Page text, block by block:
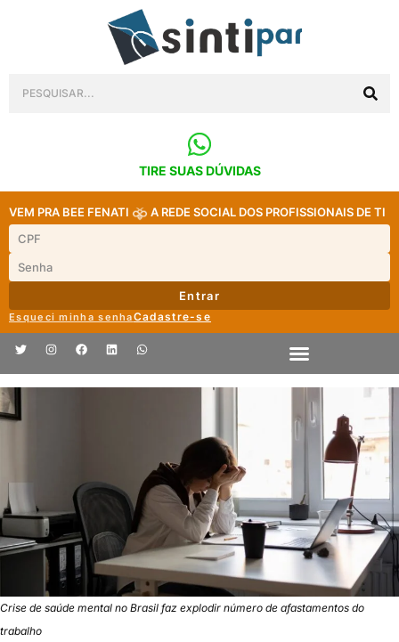
TIRE SUAS DÚVIDAS
VEM PRA BEE FENATI A REDE SOCIAL DOS PROFISSIONAIS DE TI
Entrar
Esqueci minha senhaCadastre-se
Crise de saúde mental no Brasil faz explodir número de afastamentos do
trabalho